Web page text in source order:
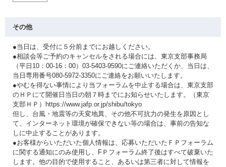
その他
●当日は、受付に５分前までにお越しください。
●相談会等ご予約のキャンセルをされる場合には、東京支部事務局
（平日10：00-16：00）03-5403-9590にご連絡いただくか、当日は、
当日専用番号080-5972-3350にご連絡をお願いいたします。
●やむを得ない事情により当フォーラムを中止する場合は、東京支部
のＨＰにて開催日当日の朝７時までにお知らせいたします。（東京
支部ＨＰ）https://www.jafp.or.jp/shibu/tokyo
但し、台風・地震等の天変地異、その他不可抗力の発生を原因とし
て、インターネット環境が確保できない等の場合は、事前の告知な
しに中止することがあります。
●お客様からいただいた個人情報は、応募いただいたＦＰフォーラム
に関する通知にのみ使用し、FＰフォーラム終了後はすべて破棄いた
します。他の目的で使用すること、あるいは第三者に対して情報を